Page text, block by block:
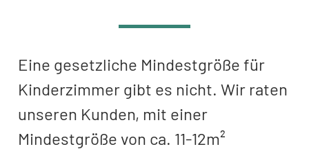
Eine gesetzliche Mindestgröße für
Kinderzimmer gibt es nicht. Wir raten
unseren Kunden, mit einer
Mindestgröße von ca. 11-12m²